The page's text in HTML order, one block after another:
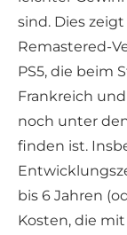
sind. Dies
Remastered-
PS5, die beim
Frankreich
noch unter
finden ist.
bis 6 Jahren
Kosten, die